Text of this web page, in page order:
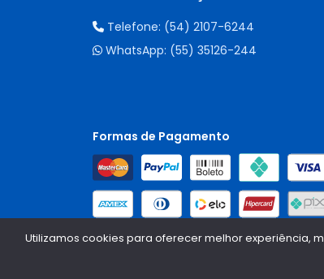
Telefone: (54) 2107-6244
WhatsApp: (55) 35126-244
Formas de Pagamento
Utilizamos cookies para oferecer melhor experiência,